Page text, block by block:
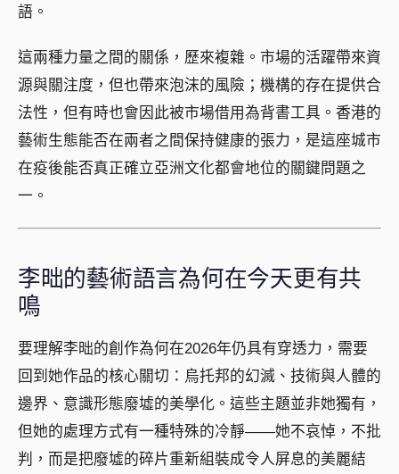
語。
這兩種力量之間的關係，歷來複雜。市場的活躍帶來資
源與關注度，但也帶來泡沫的風險；機構的存在提供合
法性，但有時也會因此被市場借用為背書工具。香港的
藝術生態能否在兩者之間保持健康的張力，是這座城市
在疫後能否真正確立亞洲文化都會地位的關鍵問題之
一。
李昢的藝術語言為何在今天更有共
鳴
要理解李昢的創作為何在2026年仍具有穿透力，需要
回到她作品的核心關切：烏托邦的幻滅、技術與人體的
邊界、意識形態廢墟的美學化。這些主題並非她獨有，
但她的處理方式有一種特殊的冷靜——她不哀悼，不批
判，而是把廢墟的碎片重新組裝成令人屏息的美麗結